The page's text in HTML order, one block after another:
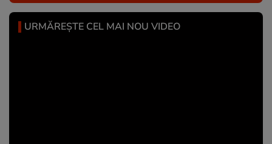
URMĂREȘTE CEL MAI NOU VIDEO